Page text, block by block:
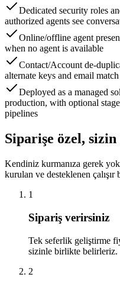
Dedicated security roles
authorized agents see
Online/offline agent
when no agent is available
Contact/Account de-
alternate keys and email match
Deployed as a managed
production, with optional
pipelines
Siparişe özel,
Kendiniz kurmanıza gerek
kurulan ve desteklenen çalışır
1
Sipariş verirsiniz
Tek seferlik geliştirme
sizinle birlikte belirleriz.
2